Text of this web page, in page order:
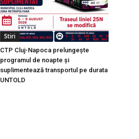
Stiri
CTP Cluj-Napoca prelungește
programul de noapte și
suplimentează transportul pe durata
UNTOLD